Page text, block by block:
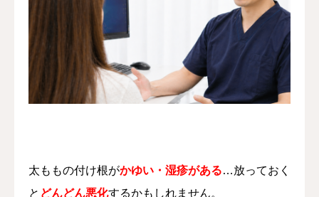
太ももの付け根がかゆい・湿疹がある…放っておく
と どんどん悪化するかもしれません。
기타
언어